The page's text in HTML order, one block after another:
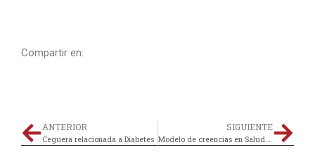
Compartir en:
ANTERIOR
Ceguera relacionada a Diabetes
SIGUIENTE